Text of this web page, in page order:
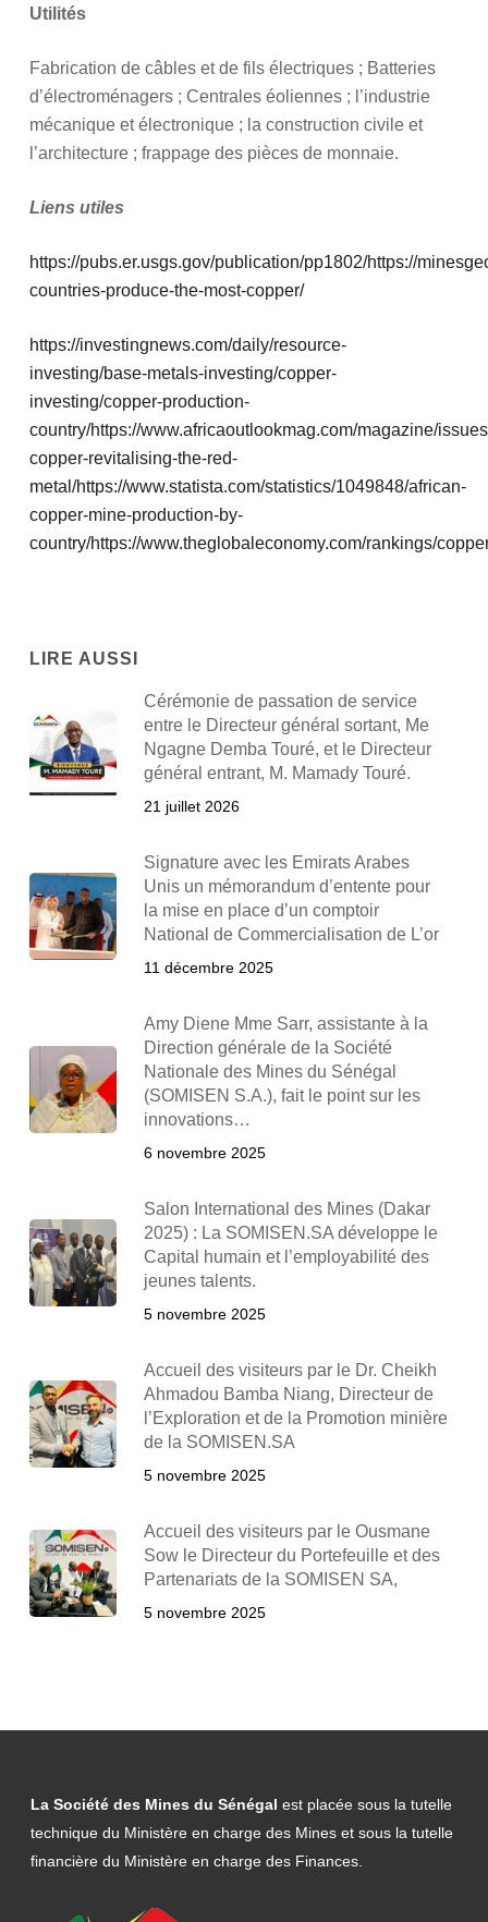
Utilités
Fabrication de câbles et de fils électriques ; Batteries
d’électroménagers ; Centrales éoliennes ; l’industrie
mécanique et électronique ; la construction civile et
l’architecture ; frappage des pièces de monnaie.
Liens utiles
https://pubs.er.usgs.gov/publication/pp1802/https://
countries-produce-the-most-copper/
https://investingnews.com/daily/resource-
investing/base-metals-investing/copper-
investing/copper-production-
country/https://www.africaoutlookmag.com/magazine/
copper-revitalising-the-red-
metal/https://www.statista.com/statistics/1049848/african-
copper-mine-production-by-
country/https://www.theglobaleconomy.com/rankings/
LIRE AUSSI
Cérémonie de passation de service
entre le Directeur général sortant, Me
Ngagne Demba Touré, et le Directeur
général entrant, M. Mamady Touré.
21 juillet 2026
Signature avec les Emirats Arabes
Unis un mémorandum d’entente pour
la mise en place d’un comptoir
National de Commercialisation de L’or
11 décembre 2025
Amy Diene Mme Sarr, assistante à la
Direction générale de la Société
Nationale des Mines du Sénégal
(SOMISEN S.A.), fait le point sur les
innovations…
6 novembre 2025
Salon International des Mines (Dakar
2025) : La SOMISEN.SA développe le
Capital humain et l’employabilité des
jeunes talents.
5 novembre 2025
Accueil des visiteurs par le Dr. Cheikh
Ahmadou Bamba Niang, Directeur de
l’Exploration et de la Promotion minière
de la SOMISEN.SA
5 novembre 2025
Accueil des visiteurs par le Ousmane
Sow le Directeur du Portefeuille et des
Partenariats de la SOMISEN SA,
5 novembre 2025
La Société des Mines du Sénégal est placée sous la tutelle
technique du Ministère en charge des Mines et sous la tutelle
financière du Ministère en charge des Finances.